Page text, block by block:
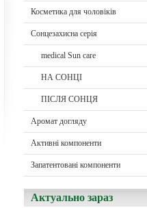
Косметика для чоловіків
Сонцезахисна серія
medical Sun care
НА СОНЦІ
ПІСЛЯ СОНЦЯ
Aромат догляду
Активні компоненти
Запатентовані компоненти
Актуально зараз